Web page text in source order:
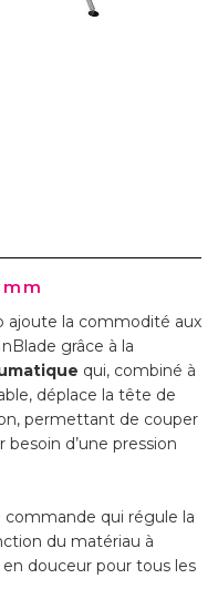
ajoute la commodité aux
grâce à la
qui, combiné à
déplace la tête de
permettant de couper
d’une pression
commande qui régule la
du matériau à
douceur pour tous les